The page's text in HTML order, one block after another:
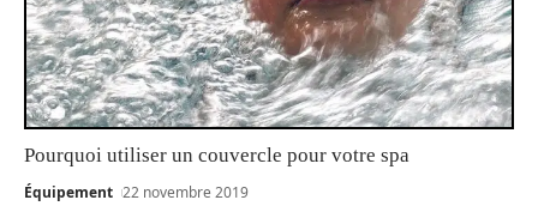
Pourquoi utiliser un couvercle pour votre spa
Équipement 22 novembre 2019